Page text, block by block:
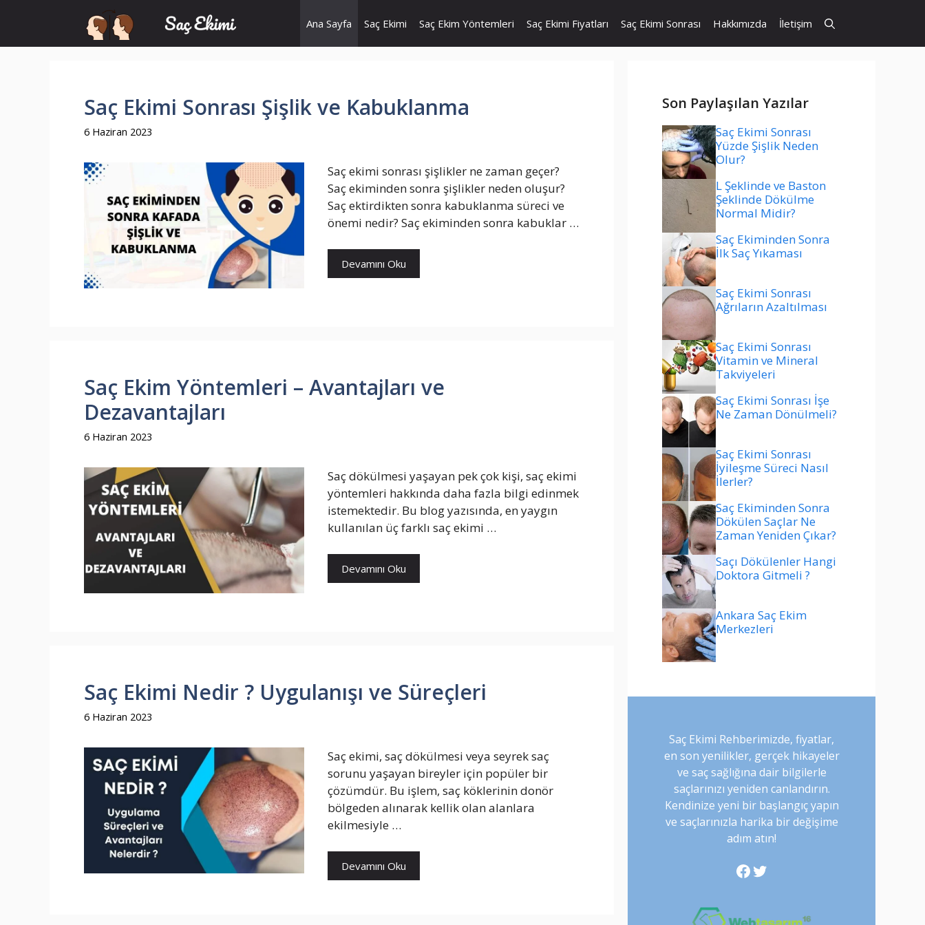
Ana Sayfa Saç Ekimi Saç Ekim Yöntemleri Saç Ekimi Fiyatları Saç Ekimi Sonrası Hakkımızda İletişim
Saç Ekimi Sonrası Şişlik ve Kabuklanma
6 Haziran 2023
Saç ekimi sonrası şişlikler ne zaman geçer?
Saç ekiminden sonra şişlikler neden oluşur?
Saç ektirdikten sonra kabuklanma süreci ve
önemi nedir? Saç ekiminden sonra kabuklar …
Devamını Oku
Saç Ekim Yöntemleri – Avantajları ve
Dezavantajları
6 Haziran 2023
Saç dökülmesi yaşayan pek çok kişi, saç ekimi
yöntemleri hakkında daha fazla bilgi edinmek
istemektedir. Bu blog yazısında, en yaygın
kullanılan üç farklı saç ekimi …
Devamını Oku
Saç Ekimi Nedir ? Uygulanışı ve Süreçleri
6 Haziran 2023
Saç ekimi, saç dökülmesi veya seyrek saç
sorunu yaşayan bireyler için popüler bir
çözümdür. Bu işlem, saç köklerinin donör
bölgeden alınarak kellik olan alanlara
ekilmesiyle …
Devamını Oku
Son Paylaşılan Yazılar
Saç Ekimi Sonrası
Yüzde Şişlik Neden
Olur?
L Şeklinde ve Baston
Şeklinde Dökülme
Normal Midir?
Saç Ekiminden Sonra
İlk Saç Yıkaması
Saç Ekimi Sonrası
Ağrıların Azaltılması
Saç Ekimi Sonrası
Vitamin ve Mineral
Takviyeleri
Saç Ekimi Sonrası İşe
Ne Zaman Dönülmeli?
Saç Ekimi Sonrası
İyileşme Süreci Nasıl
İlerler?
Saç Ekiminden Sonra
Dökülen Saçlar Ne
Zaman Yeniden Çıkar?
Saçı Dökülenler Hangi
Doktora Gitmeli ?
Ankara Saç Ekim
Merkezleri
Saç Ekimi Rehberimizde, fiyatlar,
en son yenilikler, gerçek hikayeler
ve saç sağlığına dair bilgilerle
saçlarınızı yeniden canlandırın.
Kendinize yeni bir başlangıç yapın
ve saçlarınızla harika bir değişime
adım atın!
Facebook
Twitter